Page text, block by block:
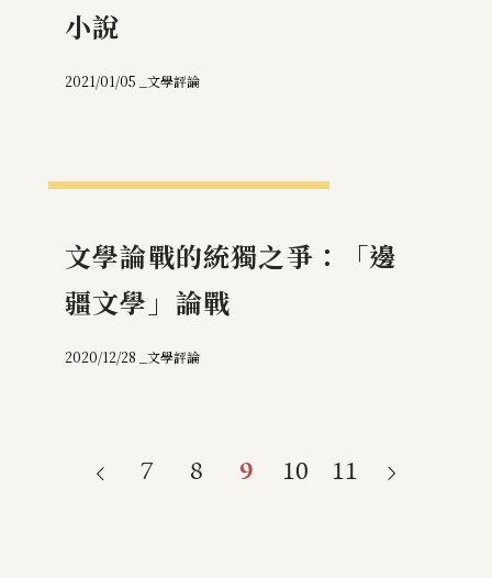
小說
2021/01/05 _ 文學評論
文學論戰的統獨之爭：「邊
疆文學」論戰
2020/12/28 _ 文學評論
7 8 9 10 11